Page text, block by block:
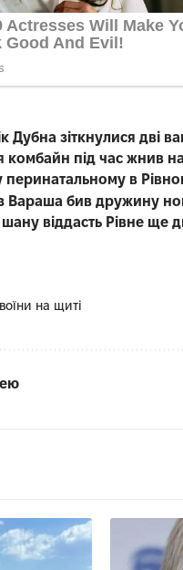
Дубна зіткнулися дві
комбайн під час жнив на
перинатальному в
Вараша бив дружину
віддасть Рівне ще
воїни на щиті